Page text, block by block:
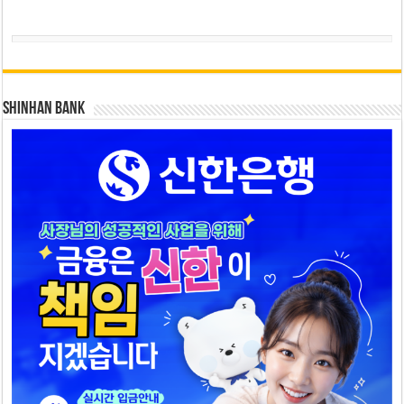
SHINHAN BANK